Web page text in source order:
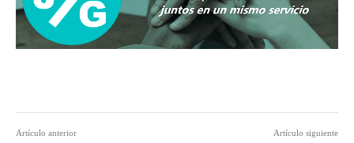
Artículo anterior Artículo siguiente